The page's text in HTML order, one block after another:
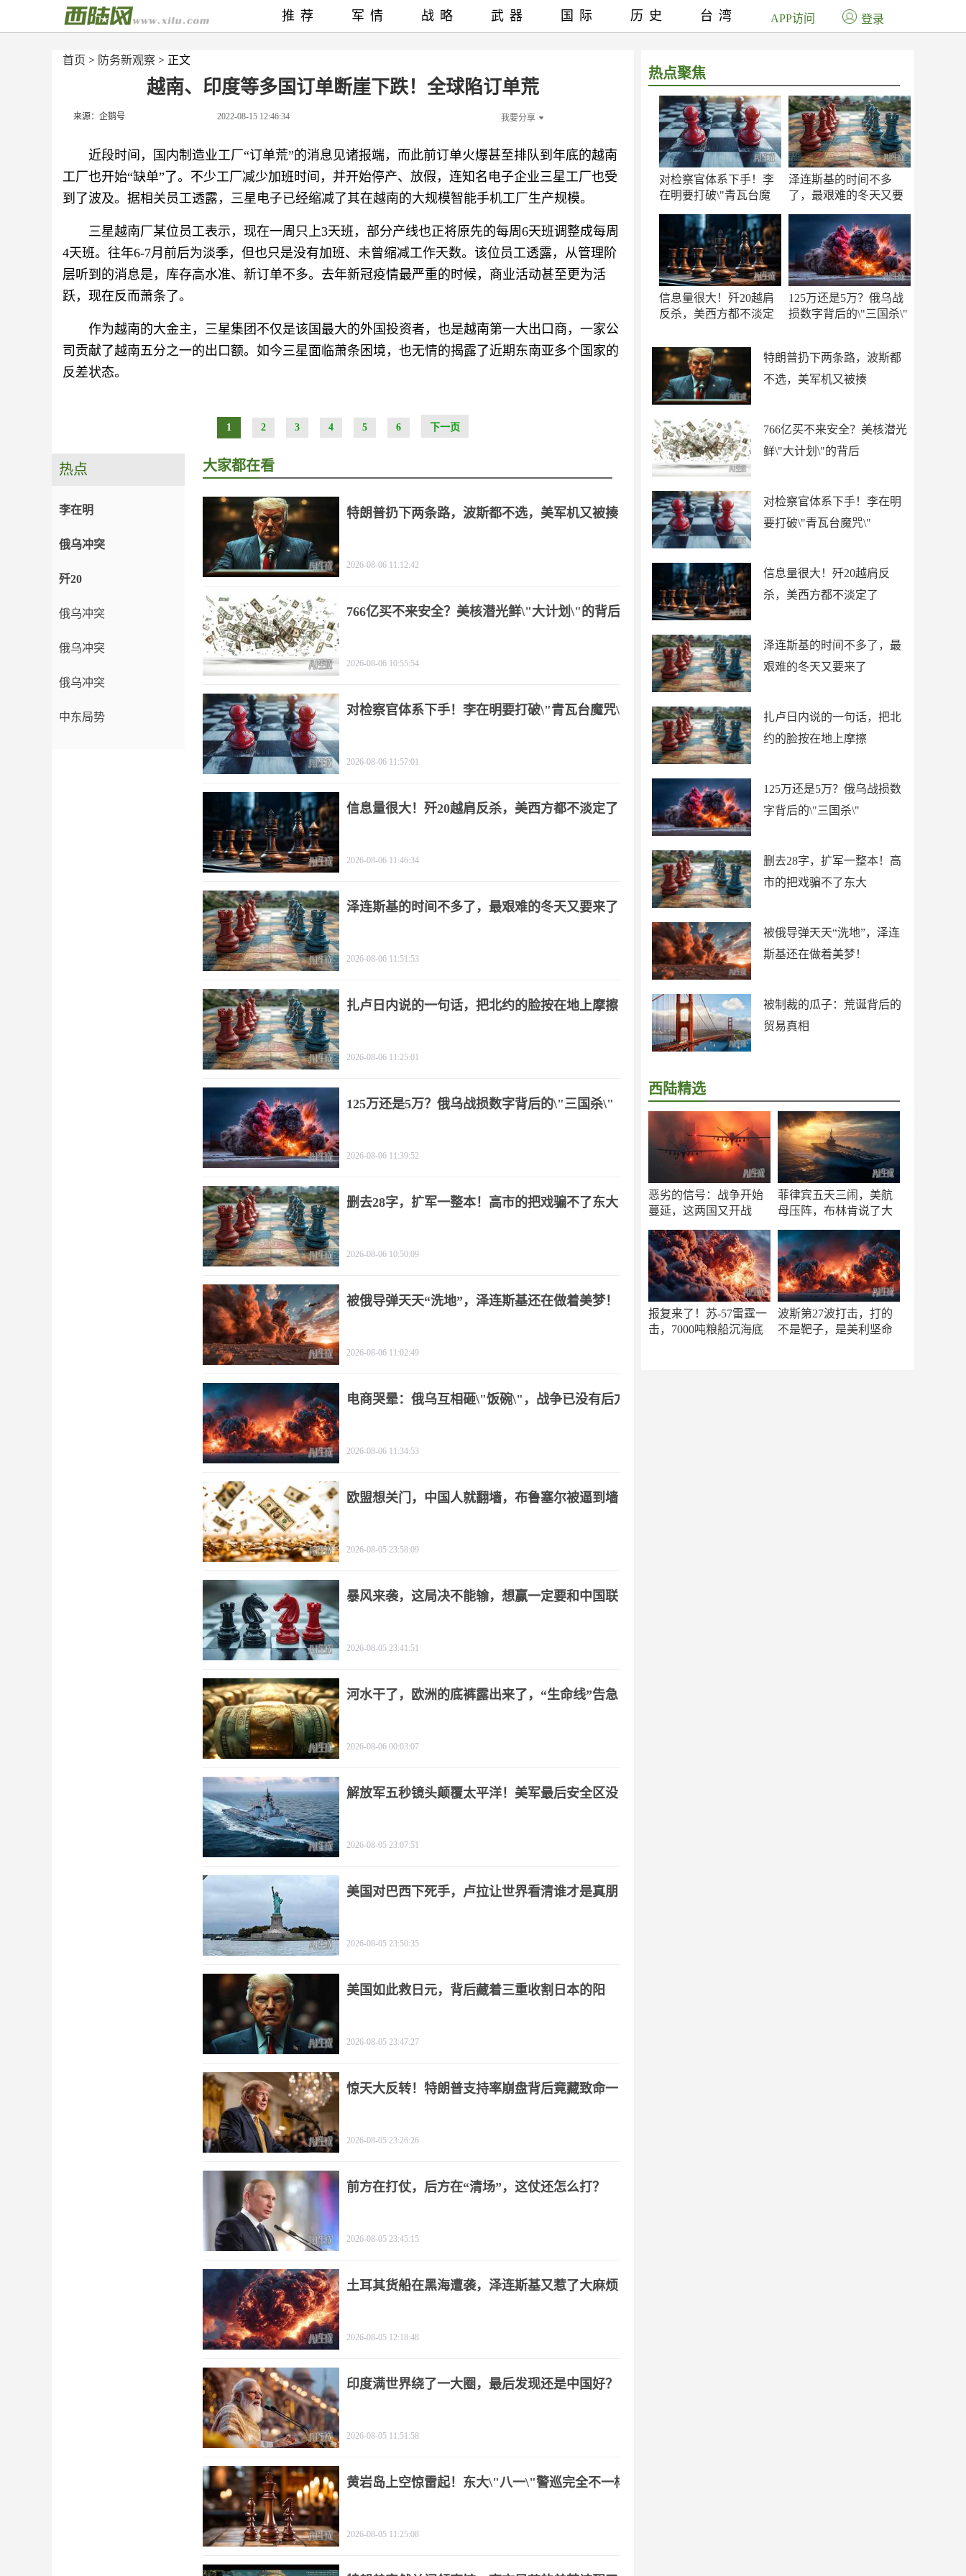
首页 > 防务新观察 > 正文
越南、印度等多国订单断崖下跌！全球陷订单荒
来源：企鹅号 2022-08-15 12:46:34 我要分享
近段时间，国内制造业工厂“订单荒”的消息见诸报端，而此前订单火爆甚至排队到年底的越南
工厂也开始“缺单”了。不少工厂减少加班时间，并开始停产、放假，连知名电子企业三星工厂也受
到了波及。据相关员工透露，三星电子已经缩减了其在越南的大规模智能手机工厂生产规模。
三星越南厂某位员工表示，现在一周只上3天班，部分产线也正将原先的每周6天班调整成每周
4天班。往年6-7月前后为淡季，但也只是没有加班、未曾缩减工作天数。该位员工透露，从管理阶
层听到的消息是，库存高水准、新订单不多。去年新冠疫情最严重的时候，商业活动甚至更为活
跃，现在反而萧条了。
作为越南的大金主，三星集团不仅是该国最大的外国投资者，也是越南第一大出口商，一家公
司贡献了越南五分之一的出口额。如今三星面临萧条困境，也无情的揭露了近期东南亚多个国家的
反差状态。
1 2 3 4 5 6 下一页
热点聚焦
对检察官体系下手！李
在明要打破\"青瓦台魔
泽连斯基的时间不多
了，最艰难的冬天又要
信息量很大！歼20越肩
反杀，美西方都不淡定
125万还是5万？俄乌战
损数字背后的\"三国杀\"
特朗普扔下两条路，波斯都
不选，美军机又被揍
766亿买不来安全？美核潜光
鲜\"大计划\"的背后
对检察官体系下手！李在明
要打破\"青瓦台魔咒\"
信息量很大！歼20越肩反
杀，美西方都不淡定了
泽连斯基的时间不多了，最
艰难的冬天又要来了
扎卢日内说的一句话，把北
约的脸按在地上摩擦
125万还是5万？俄乌战损数
字背后的\"三国杀\"
删去28字，扩军一整本！高
市的把戏骗不了东大
被俄导弹天天“洗地”，泽连
斯基还在做着美梦！
被制裁的瓜子：荒诞背后的
贸易真相
西陆精选
恶劣的信号：战争开始
蔓延，这两国又开战
菲律宾五天三闹，美航
母压阵，布林肯说了大
报复来了！苏-57雷霆一
击，7000吨粮船沉海底
波斯第27波打击，打的
不是靶子，是美利坚命
推荐 军情 战略 武器 国际 历史 台湾 APP访问 登录
热点
李在明
俄乌冲突
歼20
俄乌冲突
俄乌冲突
俄乌冲突
中东局势
大家都在看
特朗普扔下两条路，波斯都不选，美军机又被揍
2026-08-06 11:12:42
766亿买不来安全？美核潜光鲜\"大计划\"的背后
2026-08-06 10:55:54
对检察官体系下手！李在明要打破\"青瓦台魔咒\"
2026-08-06 11:57:01
信息量很大！歼20越肩反杀，美西方都不淡定了
2026-08-06 11:46:34
泽连斯基的时间不多了，最艰难的冬天又要来了
2026-08-06 11:51:53
扎卢日内说的一句话，把北约的脸按在地上摩擦
2026-08-06 11:25:01
125万还是5万？俄乌战损数字背后的\"三国杀\"
2026-08-06 11:39:52
删去28字，扩军一整本！高市的把戏骗不了东大
2026-08-06 10:50:09
被俄导弹天天“洗地”，泽连斯基还在做着美梦！
2026-08-06 11:02:49
电商哭晕：俄乌互相砸\"饭碗\"，战争已没有后方
2026-08-06 11:34:53
欧盟想关门，中国人就翻墙，布鲁塞尔被逼到墙
2026-08-05 23:58:09
暴风来袭，这局决不能输，想赢一定要和中国联
2026-08-05 23:41:51
河水干了，欧洲的底裤露出来了，“生命线”告急
2026-08-06 00:03:07
解放军五秒镜头颠覆太平洋！美军最后安全区没
2026-08-05 23:07:51
美国对巴西下死手，卢拉让世界看清谁才是真朋
2026-08-05 23:50:35
美国如此救日元，背后藏着三重收割日本的阳
2026-08-05 23:47:27
惊天大反转！特朗普支持率崩盘背后竟藏致命一
2026-08-05 23:26:26
前方在打仗，后方在“清场”，这仗还怎么打？
2026-08-05 23:45:15
土耳其货船在黑海遭袭，泽连斯基又惹了大麻烦
2026-08-05 12:18:48
印度满世界绕了一大圈，最后发现还是中国好？
2026-08-05 11:51:58
黄岩岛上空惊雷起！东大\"八一\"警巡完全不一样
2026-08-05 11:25:08